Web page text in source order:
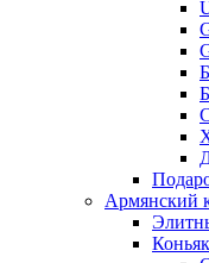
Армянский